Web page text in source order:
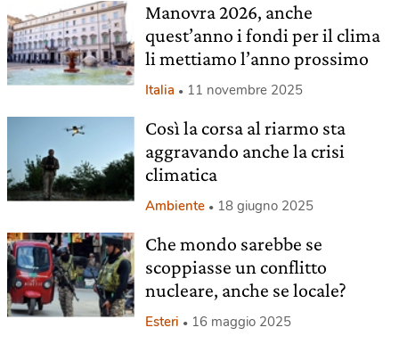
Manovra 2026, anche
quest’anno i fondi per il clima
li mettiamo l’anno prossimo
Italia 11 novembre 2025
Così la corsa al riarmo sta
aggravando anche la crisi
climatica
Ambiente 18 giugno 2025
Che mondo sarebbe se
scoppiasse un conflitto
nucleare, anche se locale?
Esteri 16 maggio 2025